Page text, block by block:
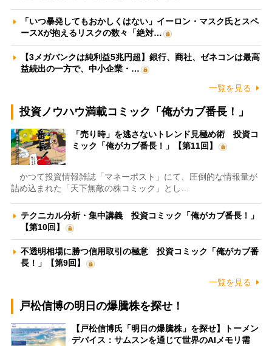
「いつ暴発してもおかしくはない」イーロン・マスク氏とスペ
ースXが抱えるリスクの数々「絶対…
【3メガバンクは純利益5兆円超】銀行、商社、ゼネコンは最高
益続出の一方で、中小企業・…
一覧を見る
投資ノウハウ満載コミック「俺がカブ番長！」
「売り時」を逃さないトレンド見極め術 投資コ
ミック「俺がカブ番長！」【第11回】
かつて投資情報雑誌「マネーポスト」にて、圧倒的な情報量が
詰め込まれた「天下無敵の株コミック」とし…
テクニカル分析・集中講義 投資コミック「俺がカブ番長！」
【第10回】
不透明相場に勝つ信用取引の極意 投資コミック「俺がカブ番
長！」【第9回】
一覧を見る
戸松信博の明日の爆騰株を探せ！
【戸松信博氏「明日の爆騰株」を探せ】トーメン
デバイス：サムスンを通じて世界のAIメモリ需